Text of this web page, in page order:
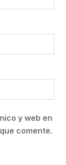
y web en
comente.